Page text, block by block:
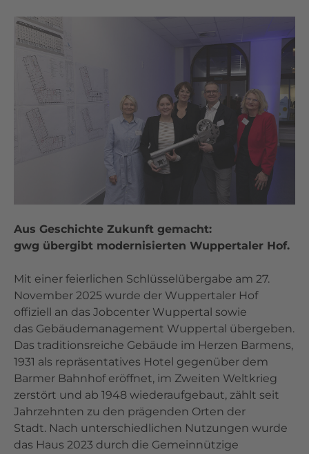
Aus Geschichte Zukunft gemacht:
gwg übergibt modernisierten Wuppertaler Hof.
Mit einer feierlichen Schlüsselübergabe am 27.
November 2025 wurde der Wuppertaler Hof
offiziell an das Jobcenter Wuppertal sowie
das Gebäudemanagement Wuppertal übergeben.
Das traditionsreiche Gebäude im Herzen Barmens,
1931 als repräsentatives Hotel gegenüber dem
Barmer Bahnhof eröffnet, im Zweiten Weltkrieg
zerstört und ab 1948 wiederaufgebaut, zählt seit
Jahrzehnten zu den prägenden Orten der
Stadt. Nach unterschiedlichen Nutzungen wurde
das Haus 2023 durch die Gemeinnützige